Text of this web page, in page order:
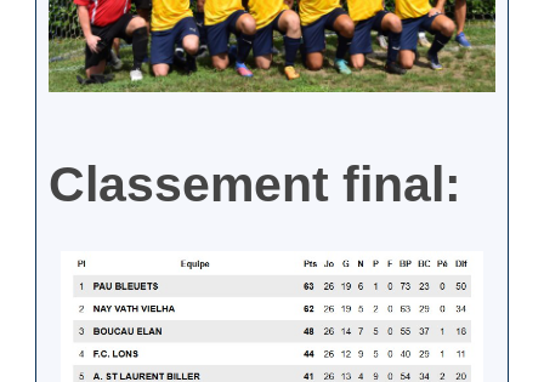
Classement final: